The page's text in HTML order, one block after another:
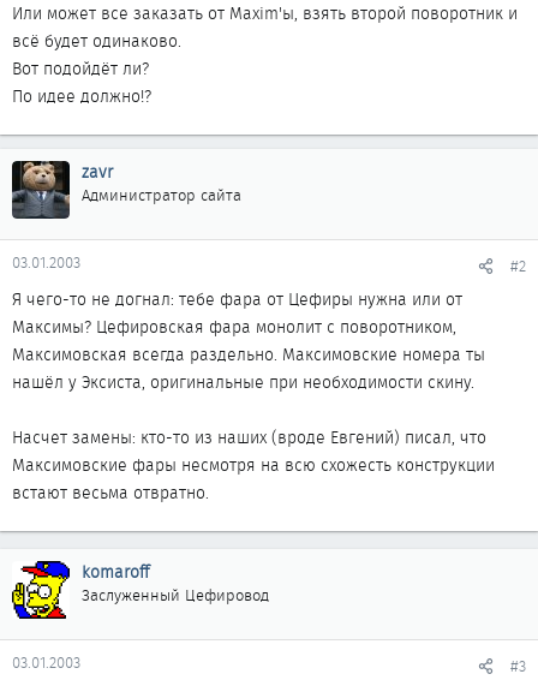
Или может все заказать от Maxim'ы, взять второй поворотник и
всё будет одинаково.
Вот подойдёт ли?
По идее должно!?
zavr
Администратор сайта
03.01.2003 #2
Я чего-то не догнал: тебе фара от Цефиры нужна или от
Максимы? Цефировская фара монолит с поворотником,
Максимовская всегда раздельно. Максимовские номера ты
нашёл у Эксиста, оригинальные при необходимости скину.
Насчет замены: кто-то из наших (вроде Евгений) писал, что
Максимовские фары несмотря на всю схожесть конструкции
встают весьма отвратно.
komaroff
Заслуженный Цефировод
03.01.2003 #3